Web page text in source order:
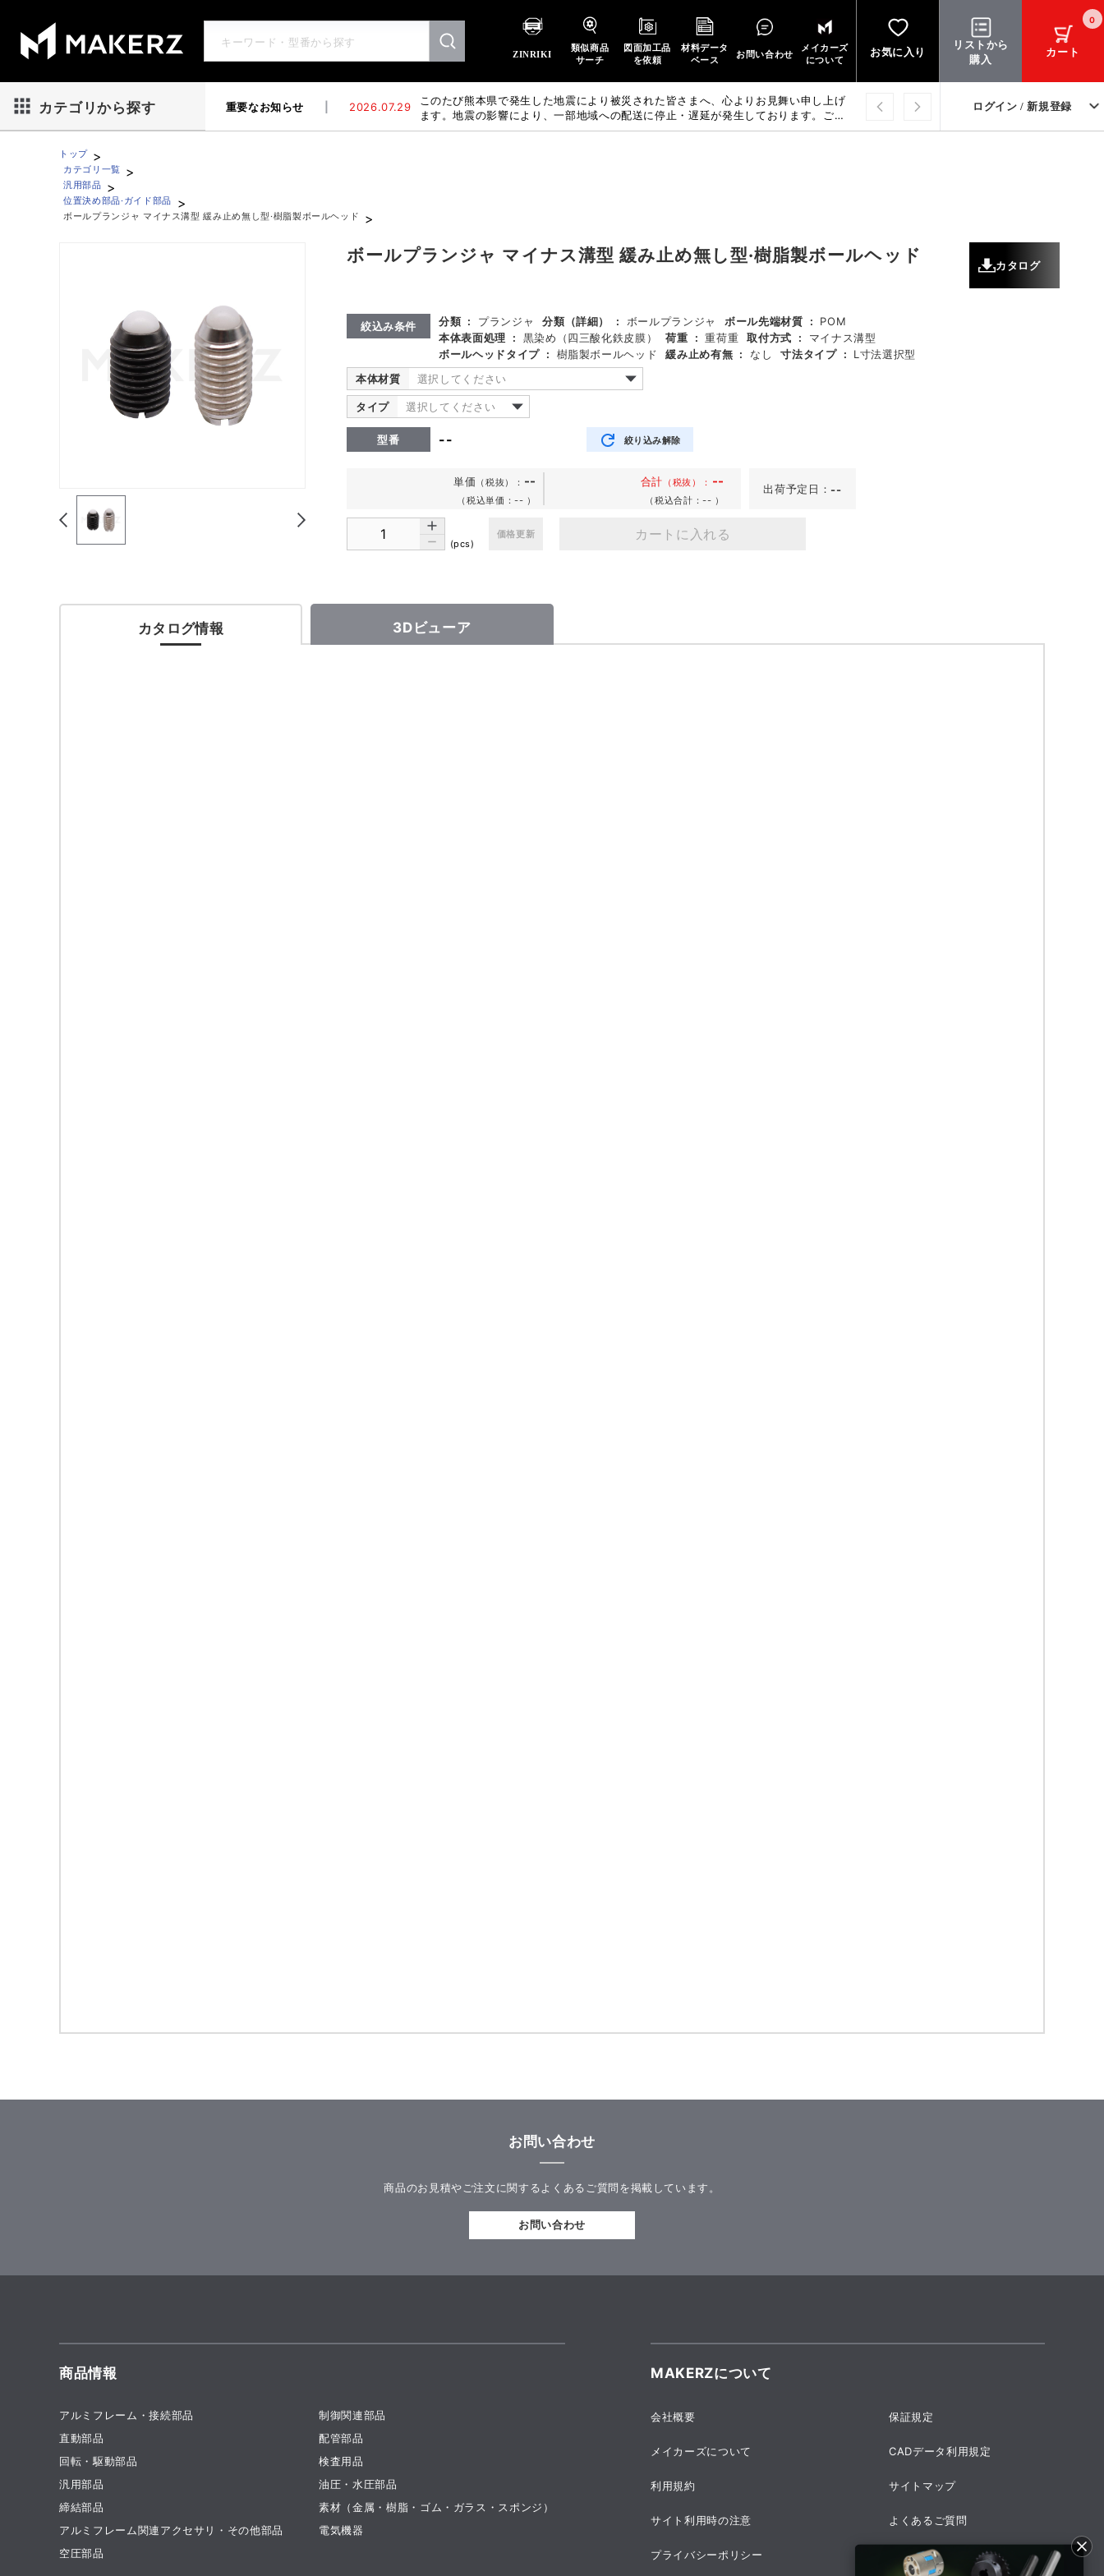
ZINRIKI
類似商品
サーチ
図面加工品
を依頼
材料データ
ベース
お問い合わせ
メイカーズ
について
お気に入り
リストから
購入
カート
0
カテゴリから探す 重要なお知らせ 2026.07.29
このたび熊本県で発生した地震により被災された皆さまへ、心よりお見舞い申し上げ
ます。地震の影響により、一部地域への配送に停止・遅延が発生しております。ご迷
惑をおかけいたしますが、何卒ご理解賜りますようお願い申し上げます。
ログイン / 新規登録
トップ >
カテゴリ一覧 >
汎用部品 >
位置決め部品·ガイド部品 >
ボールプランジャ マイナス溝型 緩み止め無し型·樹脂製ボールヘッド
>
ボールプランジャ マイナス溝型 緩み止め無し型·樹脂製ボールヘッドボールプランジャ マイナス溝型 緩み止め無し型·樹脂製ボールヘッド
絞込み条件 分類 : プランジャ 分類（詳細） : ボールプランジャ ボール先端材質 :
POM
本体表面処理
: 黒染め（四三酸化鉄皮膜） 荷重 : 重荷重 取付方式 :
マイナス溝型
ボールヘッドタイプ : 樹脂製ボールヘッド 緩み止め有無 : なし 寸法タイプ :
L寸法選択型
本体材質
選択してください
タイプ 選択してください
型番 -- 絞り込み解除
単価 （税抜） ： --
（税込単価：-- ）
合計 （税抜）： --
（税込合計：-- ）
出荷予定日： --
(pcs)
価格更新 カートに入れる
カタログ
カタログ情報 3Dビューア
お問い合わせ
商品のお見積やご注文に関するよくあるご質問を掲載しています。
お問い合わせ
商品情報
アルミフレーム・接続部品
直動部品
回転・駆動部品
汎用部品
締結部品
アルミフレーム関連アクセサリ・その他部品
空圧部品
制御関連部品
配管部品
検査用品
油圧・水圧部品
素材（金属・樹脂・ゴム・ガラス・スポンジ）
電気機器
MAKERZについて
会社概要
メイカーズについて
利用規約
サイト利用時の注意
プライバシーポリシー
保証規定
CADデータ利用規定
サイトマップ
よくあるご質問
採用情報